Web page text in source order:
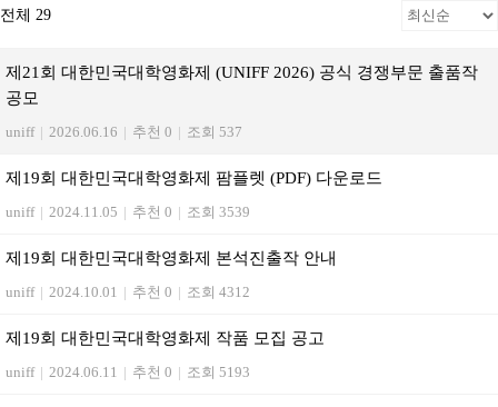
전체 29
제21회 대한민국대학영화제 (UNIFF 2026) 공식 경쟁부문 출품작
공모
uniff | 2026.06.16 | 추천 0 | 조회 537
제19회 대한민국대학영화제 팜플렛 (PDF) 다운로드
uniff | 2024.11.05 | 추천 0 | 조회 3539
제19회 대한민국대학영화제 본석진출작 안내
uniff | 2024.10.01 | 추천 0 | 조회 4312
제19회 대한민국대학영화제 작품 모집 공고
uniff | 2024.06.11 | 추천 0 | 조회 5193